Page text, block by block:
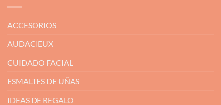
ACCESORIOS
AUDACIEUX
CUIDADO FACIAL
ESMALTES DE UÑAS
IDEAS DE REGALO